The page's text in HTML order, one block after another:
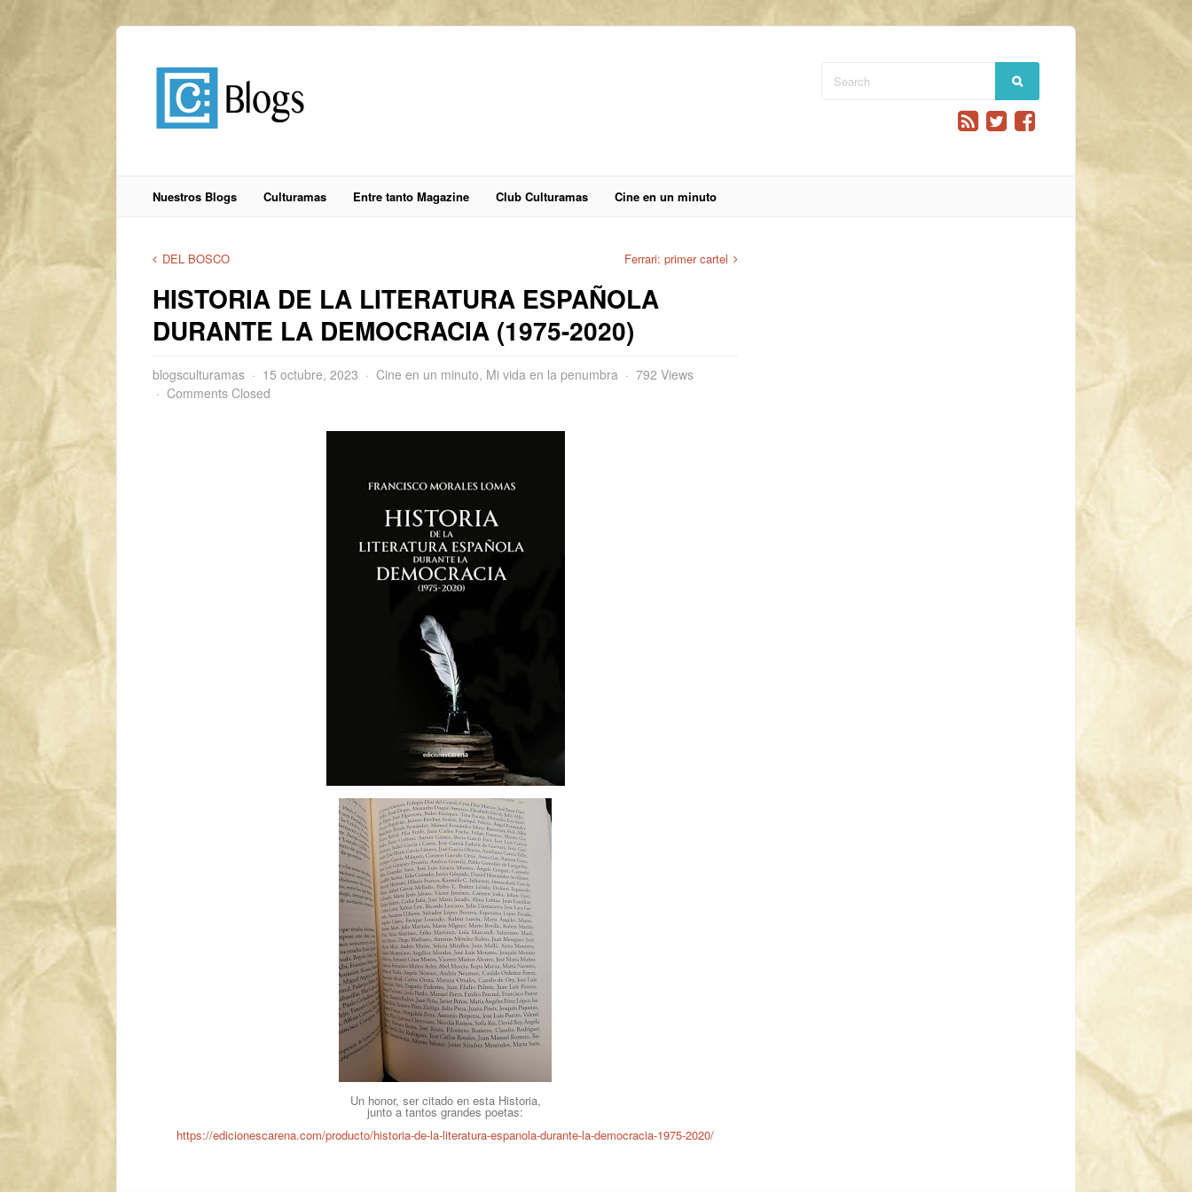
Nuestros Blogs Culturamas Entre tanto Magazine Club Culturamas Cine en un minuto
DEL BOSCO Ferrari: primer cartel
HISTORIA DE LA LITERATURA ESPAÑOLA
DURANTE LA DEMOCRACIA (1975-2020)
blogsculturamas 15 octubre, 2023 Cine en un minuto, Mi vida en la penumbra
792 Views
Comments Closed
Un honor, ser citado en esta Historia,
junto a tantos grandes poetas:
https://edicionescarena.com/producto/historia-de-la-literatura-espanola-durante-la-democracia-1975-2020/